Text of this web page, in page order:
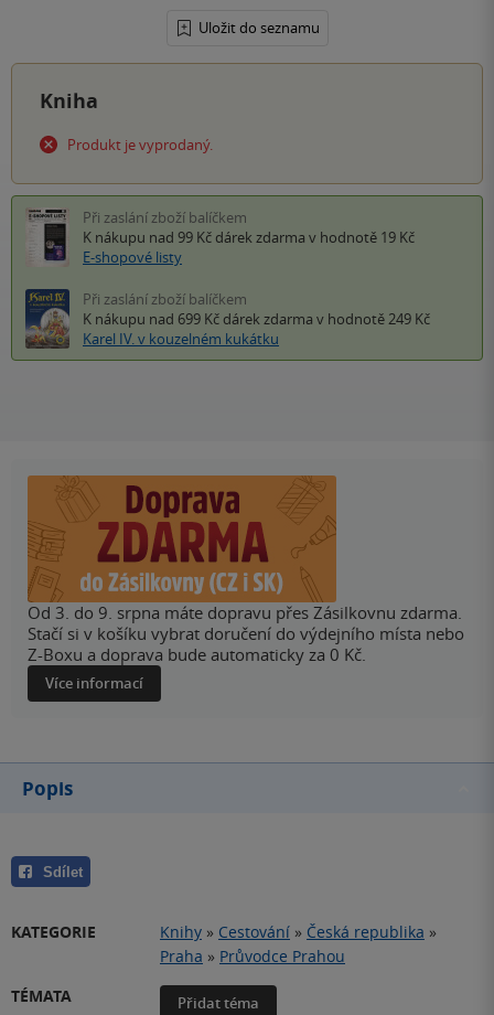
Uložit do seznamu
Kniha
Produkt je vyprodaný.
Při zaslání zboží balíčkem
K nákupu nad 99 Kč dárek zdarma v hodnotě 19 Kč
E-shopové listy
Při zaslání zboží balíčkem
K nákupu nad 699 Kč dárek zdarma v hodnotě 249 Kč
Karel IV. v kouzelném kukátku
Od 3. do 9. srpna máte dopravu přes Zásilkovnu zdarma.
Stačí si v košíku vybrat doručení do výdejního místa nebo
Z-Boxu a doprava bude automaticky za 0 Kč.
Více informací
Popis
Sdílet
KATEGORIE Knihy » Cestování » Česká republika »
Praha » Průvodce Prahou
TÉMATA
Přidat téma